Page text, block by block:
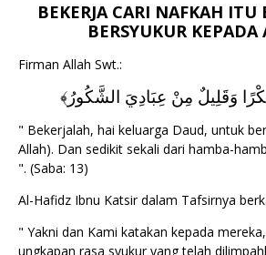
BEKERJA CARI NAFKAH ITU
BERSYUKUR KEPADA
Firman Allah Swt.:
وَقَلِيلٌ مِنْ عِبَادِيَ الشَّكُورُ﴾
" Bekerjalah, hai keluarga Daud, untuk
Allah). Dan sedikit sekali dari hamba-
". (Saba: 13)
Al-Hafidz Ibnu Katsir dalam Tafsirnya
" Yakni dan Kami katakan kepada
ungkapan rasa syukur yang telah